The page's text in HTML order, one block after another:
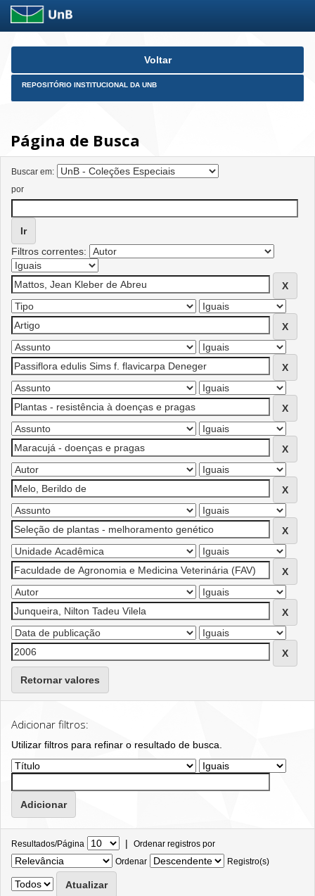
Skip
Voltar
REPOSITÓRIO INSTITUCIONAL DA UNB
Página de Busca
Buscar em:
por
Filtros correntes:
Retornar valores
Adicionar filtros:
Utilizar filtros para refinar o resultado de busca.
Resultados/Página | Ordenar registros por
Ordenar
Registro(s)